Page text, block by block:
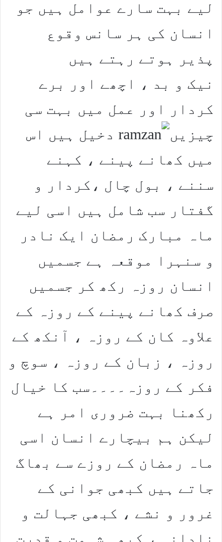
لیے بہت سارے عوامل ہیں جو
انسان کی ہر سانس وقوع
پذیر ہوتے رہتے ہیں
نیک و بد ، اچھے اور برے
کردار اور عمل میں بہت سی
چیزیں
دخیل ہیں اس
میں کھانے پینے ، کہنے
سننے ، بول چال ،کردار و
گفتار سب شامل ہیں اسی لیے
ماہ مبارک رمضان ایک نادر
و سنہرا موقعہ ہے جسمیں
انسان روزہ رکھ کر جسمیں
صرف کھانے پینے کے روزہ کے
علاوہ کان کے روزہ ، آنکھ کے
روزہ ، زبان کے روزہ ، سوچ و
فکر کے روزہ۔۔۔۔سب کا خیال
رکھنا بہت ضروری امر ہے
لیکن ہم بیچارے انسان اسی
ماہ رمضان کے روزے سے بھاگ
جاتے ہیں کبھی جوانی کے
غرور و نشے ، کبھی جہالت و
نادانی ، کبھی شہوت و قدرت